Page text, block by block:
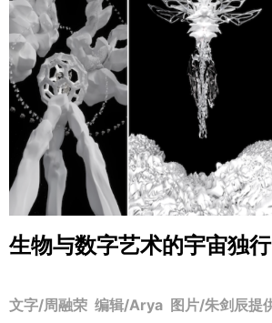
生物与数字艺术的宇宙独行
文字/周融荣 编辑/Arya 图片/朱剑辰提